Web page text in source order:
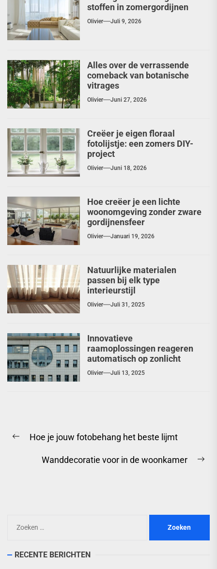
stoffen in zomergordijnen
Olivier Juli 9, 2026
Alles over de verrassende
comeback van botanische
vitrages
Olivier Juni 27, 2026
Creëer je eigen floraal
fotolijstje: een zomers DIY-
project
Olivier Juni 18, 2026
Hoe creëer je een lichte
woonomgeving zonder zware
gordijnensfeer
Olivier Januari 19, 2026
Natuurlijke materialen
passen bij elk type
interieurstijl
Olivier Juli 31, 2025
Innovatieve
raamoplossingen reageren
automatisch op zonlicht
Olivier Juli 13, 2025
Previous
Hoe je jouw fotobehang het beste lijmt
Wanddecoratie voor in de woonkamer
naar:
RECENTE BERICHTEN